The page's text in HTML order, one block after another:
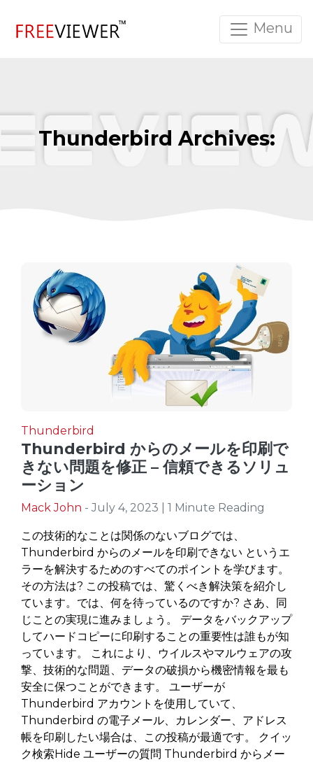
Menu
Thunderbird Archives:
Thunderbird
Thunderbird からのメールを印刷で
きない問題を修正 – 信頼できるソリュ
ーション
Mack John - July 4, 2023 | 1 Minute Reading
この技術的なことは関係のないブログでは、
Thunderbird からのメールを印刷できない というエ
ラーを解決するためのすべてのポイントを学びます。
その方法は? この投稿では、驚くべき解決策を紹介し
ています。では、何を待っているのですか? さあ、同
じことの実現に進みましょう。 データをバックアップ
してハードコピーに印刷することの重要性は誰もが知
っています。 これにより、ウイルスやマルウェアの攻
撃、技術的な問題、データの破損から機密情報を最も
安全に保つことができます。 ユーザーが
Thunderbird アカウントを使用していて、
Thunderbird の電子メール、カレンダー、アドレス
帳を印刷したい場合は、この投稿が最適です。 クイッ
ク検索Hide ユーザーの質問 Thunderbird からメー